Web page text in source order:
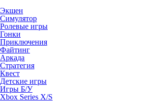
Экшен
Симулятор
Ролевые игры
Гонки
Приключения
Файтинг
Аркада
Стратегия
Квест
Детские игры
Игры Б/У
Xbox Series X/S